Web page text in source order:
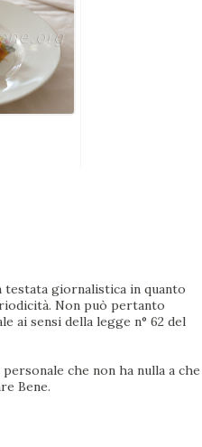
giornalistica in quanto
Non può pertanto
ai sensi della legge n° 62 del
che non ha nulla a che
Bene.